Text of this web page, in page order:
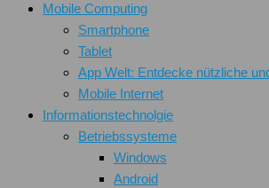
Mobile Computing
Smartphone
Tablet
App Welt: Entdecke nützliche
Mobile Internet
Informationstechnolgie
Betriebssysteme
Windows
Android